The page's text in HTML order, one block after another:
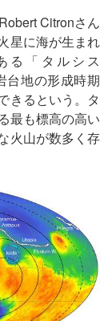
Citronさん
星に海が生まれ
る「タルシス
台地の形成時期
きるという。タ
最も標高の高い
火山が数多く存